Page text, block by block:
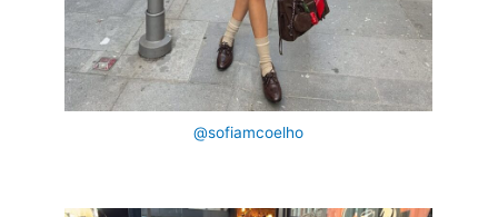
@sofiamcoelho